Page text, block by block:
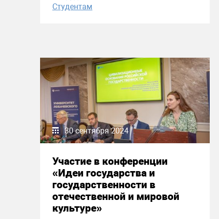
Студентам
30 сентября 2024
Участие в конференции
«Идеи государства и
государственности в
отечественной и мировой
культуре»